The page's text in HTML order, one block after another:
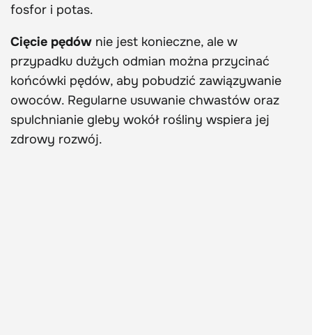
fosfor i potas.
Cięcie pędów nie jest konieczne, ale w
przypadku dużych odmian można przycinać
końcówki pędów, aby pobudzić zawiązywanie
owoców. Regularne usuwanie chwastów oraz
spulchnianie gleby wokół rośliny wspiera jej
zdrowy rozwój.